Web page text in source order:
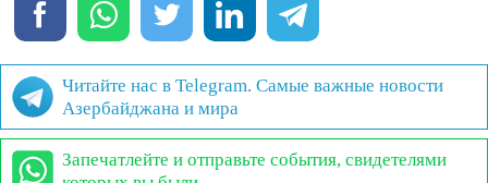
Читайте нас в Telegram. Самые важные новости
Азербайджана и мира
Запечатлейте и отправьте события, свидетелями